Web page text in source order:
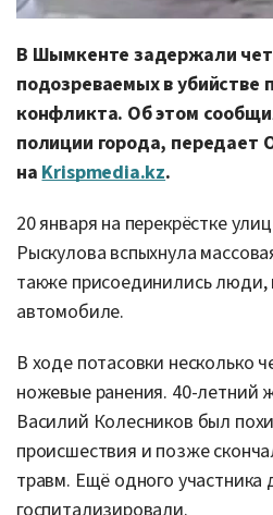
В Шымкенте задержали
подозреваемых в убийстве
конфликта. Об этом
полиции города, передает
на Krispmedia.kz.
20 января на перекрёстке
Рыскулова вспыхнула
также присоединились
автомобиле.
В ходе потасовки несколько
ножевые ранения. 40-летний
Василий Колесников был
происшествия и позже
травм. Ещё одного участника